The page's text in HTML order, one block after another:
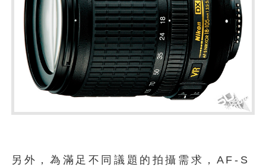
另外，為滿足不同議題的拍攝需求，AF-S